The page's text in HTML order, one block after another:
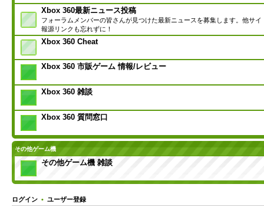
Xbox 360最新ニュース投稿
フォーラムメンバーの皆さんが見つけた最新ニュースを募集します。他サイ
報源リンクも忘れずに！
Xbox 360 Cheat
Xbox 360 市販ゲーム 情報/レビュー
Xbox 360 雑談
Xbox 360 質問窓口
その他ゲーム機
その他ゲーム機 雑談
ログイン • ユーザー登録